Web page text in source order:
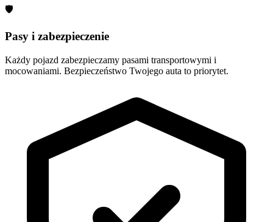
🛡
Pasy i zabezpieczenie
Każdy pojazd zabezpieczamy pasami transportowymi i
mocowaniami. Bezpieczeństwo Twojego auta to priorytet.